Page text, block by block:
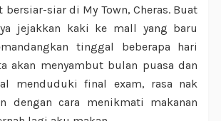
siar di My Town, Cheras. Buat
jejakkan kaki ke mall yang baru
tinggal beberapa hari
akan menyambut bulan puasa dan
menduduki final exam, rasa nak
dengan cara menikmati makanan